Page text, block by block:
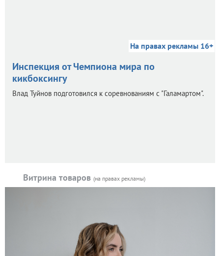
На правах рекламы 16+
Инспекция от Чемпиона мира по
кикбоксингу
Влад Туйнов подготовился к соревнованиям с "Галамартом".
Витрина товаров (на правах рекламы)